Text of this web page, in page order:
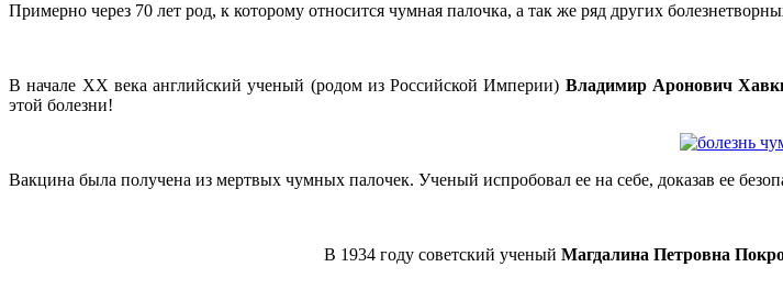
Примерно через 70 лет род, к которому относится чумная палочка, а так же ряд других
В начале XX века английский ученый (родом из Российской Империи) Владимир Аронович
этой болезни!
Вакцина была получена из мертвых чумных палочек. Ученый испробовал ее на себе, доказав ее
В 1934 году советский ученый Магдалина Петровна